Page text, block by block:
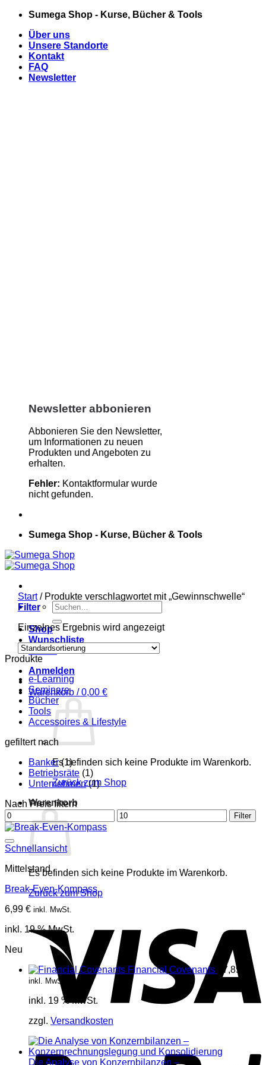
Zum
springen
Sumega Shop - Kurse, Bücher & Tools
Über uns
Unsere Standorte
Kontakt
FAQ
Newsletter
Newsletter abbonieren
Abbonieren Sie den Newsletter,
um Informationen zu neuen
Produkten und Angeboten zu
erhalten.
Fehler: Kontaktformular wurde
nicht gefunden.
Sumega Shop - Kurse, Bücher & Tools
Suchen
nach:
Shop
Wunschliste
Kasse
Anmelden
Warenkorb /0,00 €
Es befinden sich keine Produkte im Warenkorb.
Zurück zum Shop
Warenkorb
Es befinden sich keine Produkte im Warenkorb.
Zurück zum Shop
Start /Produkte verschlagwortet mit „Gewinnschwelle“
Filter
Einzelnes Ergebnis wird angezeigt
Produkte
e-Learning
Seminare
Bücher
Tools
Accessoires & Lifestyle
gefiltert nach
Banker (1)
Betriebsräte (1)
Unternehmen (1)
Nach Preis filtern
Min.
Preis
Max.
Preis
Filter
Schnellansicht
Mittelstand
Break-Even-Kompass
6,99 € inkl. MwSt.
inkl. 19 % MwSt.
Neu
Financial Covenants
17,85
inkl. MwSt.
inkl. 19 % MwSt.
zzgl. Versandkosten
Die Analyse von Konzernbilanzen –